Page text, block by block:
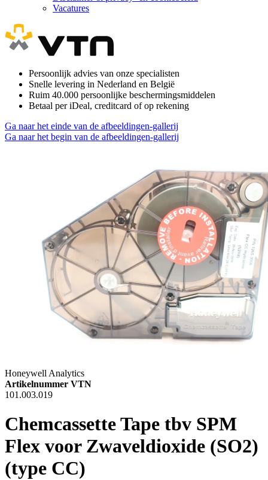
Vacatures
Persoonlijk advies van onze specialisten
Snelle levering in Nederland en België
Ruim 40.000 persoonlijke beschermingsmiddelen
Betaal per iDeal, creditcard of op rekening
Ga naar het einde van de afbeeldingen-gallerij
Ga naar het begin van de afbeeldingen-gallerij
Honeywell Analytics
Artikelnummer VTN
101.003.019
Chemcassette Tape tbv SPM
Flex voor Zwaveldioxide (SO2)
(type CC)